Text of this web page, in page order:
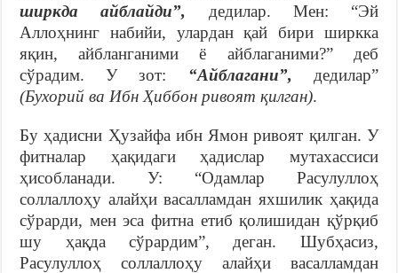
ширкда айблайди”, дедилар. Мен: “Эй
Аллоҳнинг набийи, улардан қай бири ширкка
яқин, айбланганими ё айблаганими?” деб
сўрадим. У зот: “Айблагани”, дедилар”
(Бухорий ва Ибн Ҳиббон ривоят қилган).
Бу ҳадисни Ҳузайфа ибн Ямон ривоят қилган. У
фитналар ҳақидаги ҳадислар мутахассиси
ҳисобланади. У: “Одамлар Расулуллоҳ
соллаллоҳу алайҳи васалламдан яхшилик ҳақида
сўрарди, мен эса фитна етиб қолишидан қўрқиб
шу ҳақда сўрардим”, деган. Шубҳасиз,
Расулуллоҳ соллаллоҳу алайҳи васалламдан